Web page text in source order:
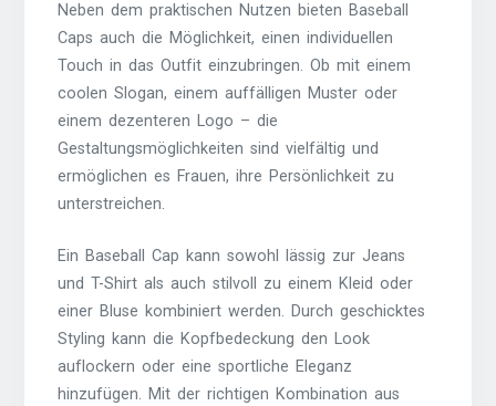
Neben dem praktischen Nutzen bieten Baseball
Caps auch die Möglichkeit, einen individuellen
Touch in das Outfit einzubringen. Ob mit einem
coolen Slogan, einem auffälligen Muster oder
einem dezenteren Logo – die
Gestaltungsmöglichkeiten sind vielfältig und
ermöglichen es Frauen, ihre Persönlichkeit zu
unterstreichen.
Ein Baseball Cap kann sowohl lässig zur Jeans
und T-Shirt als auch stilvoll zu einem Kleid oder
einer Bluse kombiniert werden. Durch geschicktes
Styling kann die Kopfbedeckung den Look
auflockern oder eine sportliche Eleganz
hinzufügen. Mit der richtigen Kombination aus